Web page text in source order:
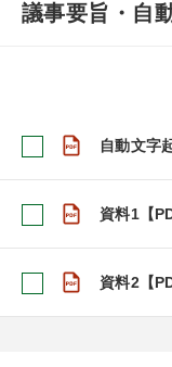
議事要旨・自
自動文字
資料1【
資料2【